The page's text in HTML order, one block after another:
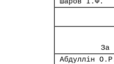
За
Абдуллін